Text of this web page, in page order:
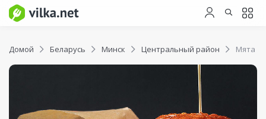
Домой Беларусь Минск Центральный район Мята